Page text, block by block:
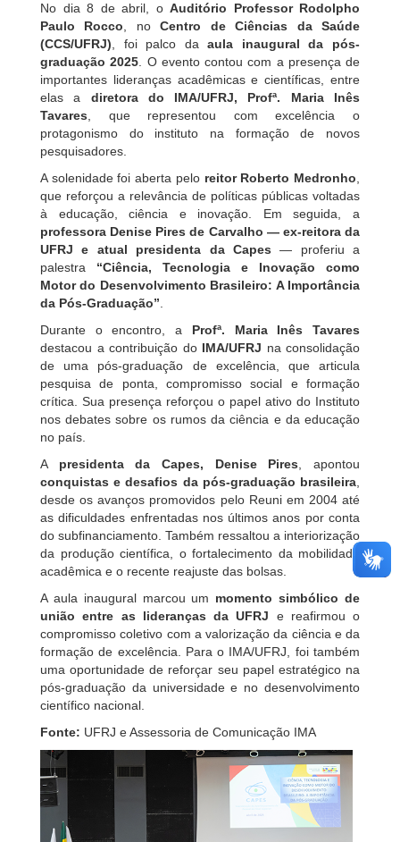
No dia 8 de abril, o Auditório Professor Rodolpho
Paulo Rocco, noCentro de Ciências da Saúde
(CCS/UFRJ), foi palco daaula inaugural da pós-
graduação 2025. O evento contou com a presença de
importantes lideranças acadêmicas e científicas, entre
elas a diretora do IMA/UFRJ, Profª. Maria Inês
Tavares, que representou com excelência o
protagonismo do instituto na formação de novos
pesquisadores.
A solenidade foi aberta pelo reitor Roberto Medronho,
que reforçou a relevância de políticas públicas voltadas
à educação, ciência e inovação. Em seguida, a
professora Denise Pires de Carvalho — ex-reitora da
UFRJ e atual presidenta da Capes — proferiu a
palestra “Ciência, Tecnologia e Inovação como
Motor do Desenvolvimento Brasileiro: A Importância
da Pós-Graduação”.
Durante o encontro, a Profª. Maria Inês Tavares
destacou a contribuição do IMA/UFRJ na consolidação
de uma pós-graduação de excelência, que articula
pesquisa de ponta, compromisso social e formação
crítica. Sua presença reforçou o papel ativo do Instituto
nos debates sobre os rumos da ciência e da educação
no país.
A presidenta da Capes, Denise Pires, apontou
conquistas e desafios da pós-graduação brasileira,
desde os avanços promovidos pelo Reuni em 2004 até
as dificuldades enfrentadas nos últimos anos por conta
do subfinanciamento. Também ressaltou a interiorização
da produção científica, o fortalecimento da mobilidade
acadêmica e o recente reajuste das bolsas.
A aula inaugural marcou um momento simbólico de
união entre as lideranças da UFRJ e reafirmou o
compromisso coletivo com a valorização da ciência e da
formação de excelência. Para o IMA/UFRJ, foi também
uma oportunidade de reforçar seu papel estratégico na
pós-graduação da universidade e no desenvolvimento
científico nacional.
Fonte: UFRJ e Assessoria de Comunicação IMA